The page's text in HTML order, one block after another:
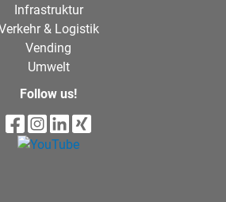
Infrastruktur
& Logistik
Vending
Umwelt
Follow us!